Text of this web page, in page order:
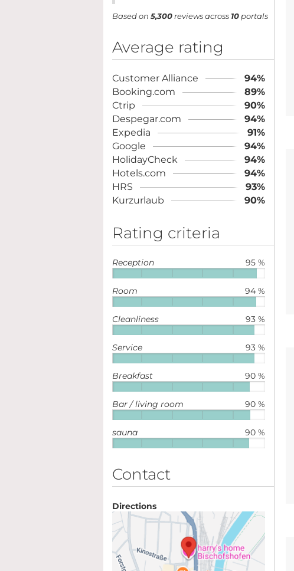
Based on 5,300reviews across 10portals
Average rating
Customer Alliance
94%
Booking.com
89%
Ctrip
90%
Despegar.com
94%
Expedia
91%
Google
94%
HolidayCheck
94%
Hotels.com
94%
HRS
93%
Kurzurlaub
90%
Rating criteria
95 %
Reception
94 %
Room
93 %
Cleanliness
93 %
Service
90 %
Breakfast
90 %
Bar / living room
90 %
sauna
Contact
Directions